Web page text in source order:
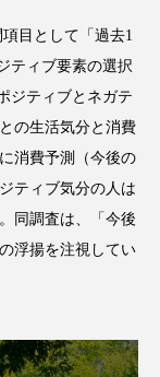
シンアミド
金木犀
目として「過去1
ティブ要素の選択
ジティブとネガテ
の生活気分と消費
消費予測（今後の
ティブ気分の人は
同調査は、「今後
浮揚を注視してい